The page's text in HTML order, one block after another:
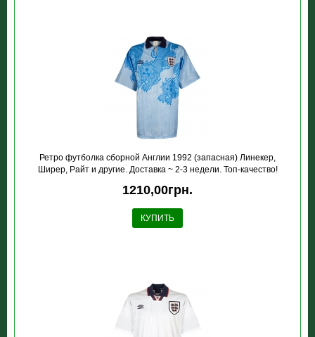
Ретро футболка сборной Англии 1992 (запасная) Линекер,
Ширер, Райт и другие. Доставка ~ 2-3 недели. Топ-качество!
1210,00грн.
КУПИТЬ